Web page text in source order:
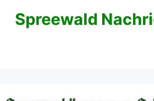
InhaltSpreewald